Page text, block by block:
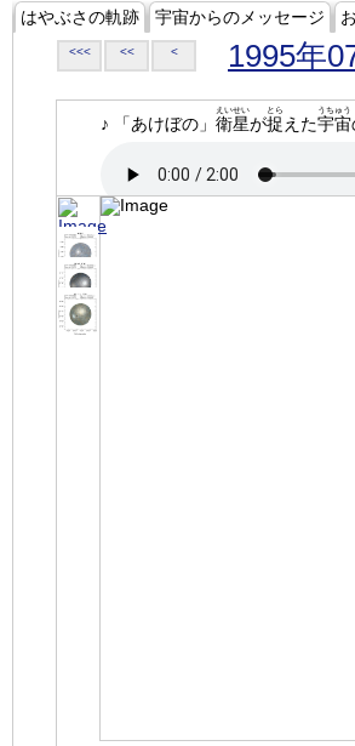
はやぶさの軌跡 宇宙からのメッセージ
<<< << < 1995年
♪ 「あけぼの」 衛星
えいせい
が捉
とら
えた宇宙
うちゅう